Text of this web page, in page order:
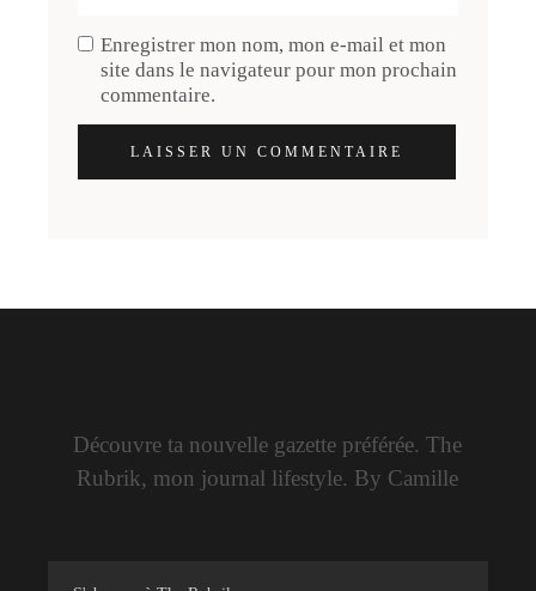
Enregistrer mon nom, mon e-mail et mon
site dans le navigateur pour mon prochain
commentaire.
LAISSER UN COMMENTAIRE
Découvre ta nouvelle gazette préférée. The
Rubrik, mon journal lifestyle. By Camille